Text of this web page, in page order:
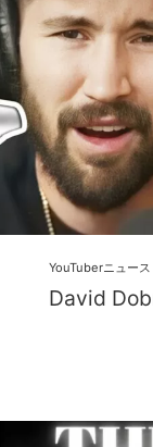
David
YouTuberニュース